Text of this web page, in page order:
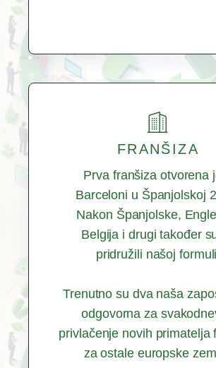
FRANŠIZA
Prva franšiza otvorena
Barceloni u Španjolskoj
Nakon Španjolske,
Belgija i drugi također
pridružili našoj
Trenutno su dva naša
odgovorna za
privlačenje novih primatelja
za ostale europske